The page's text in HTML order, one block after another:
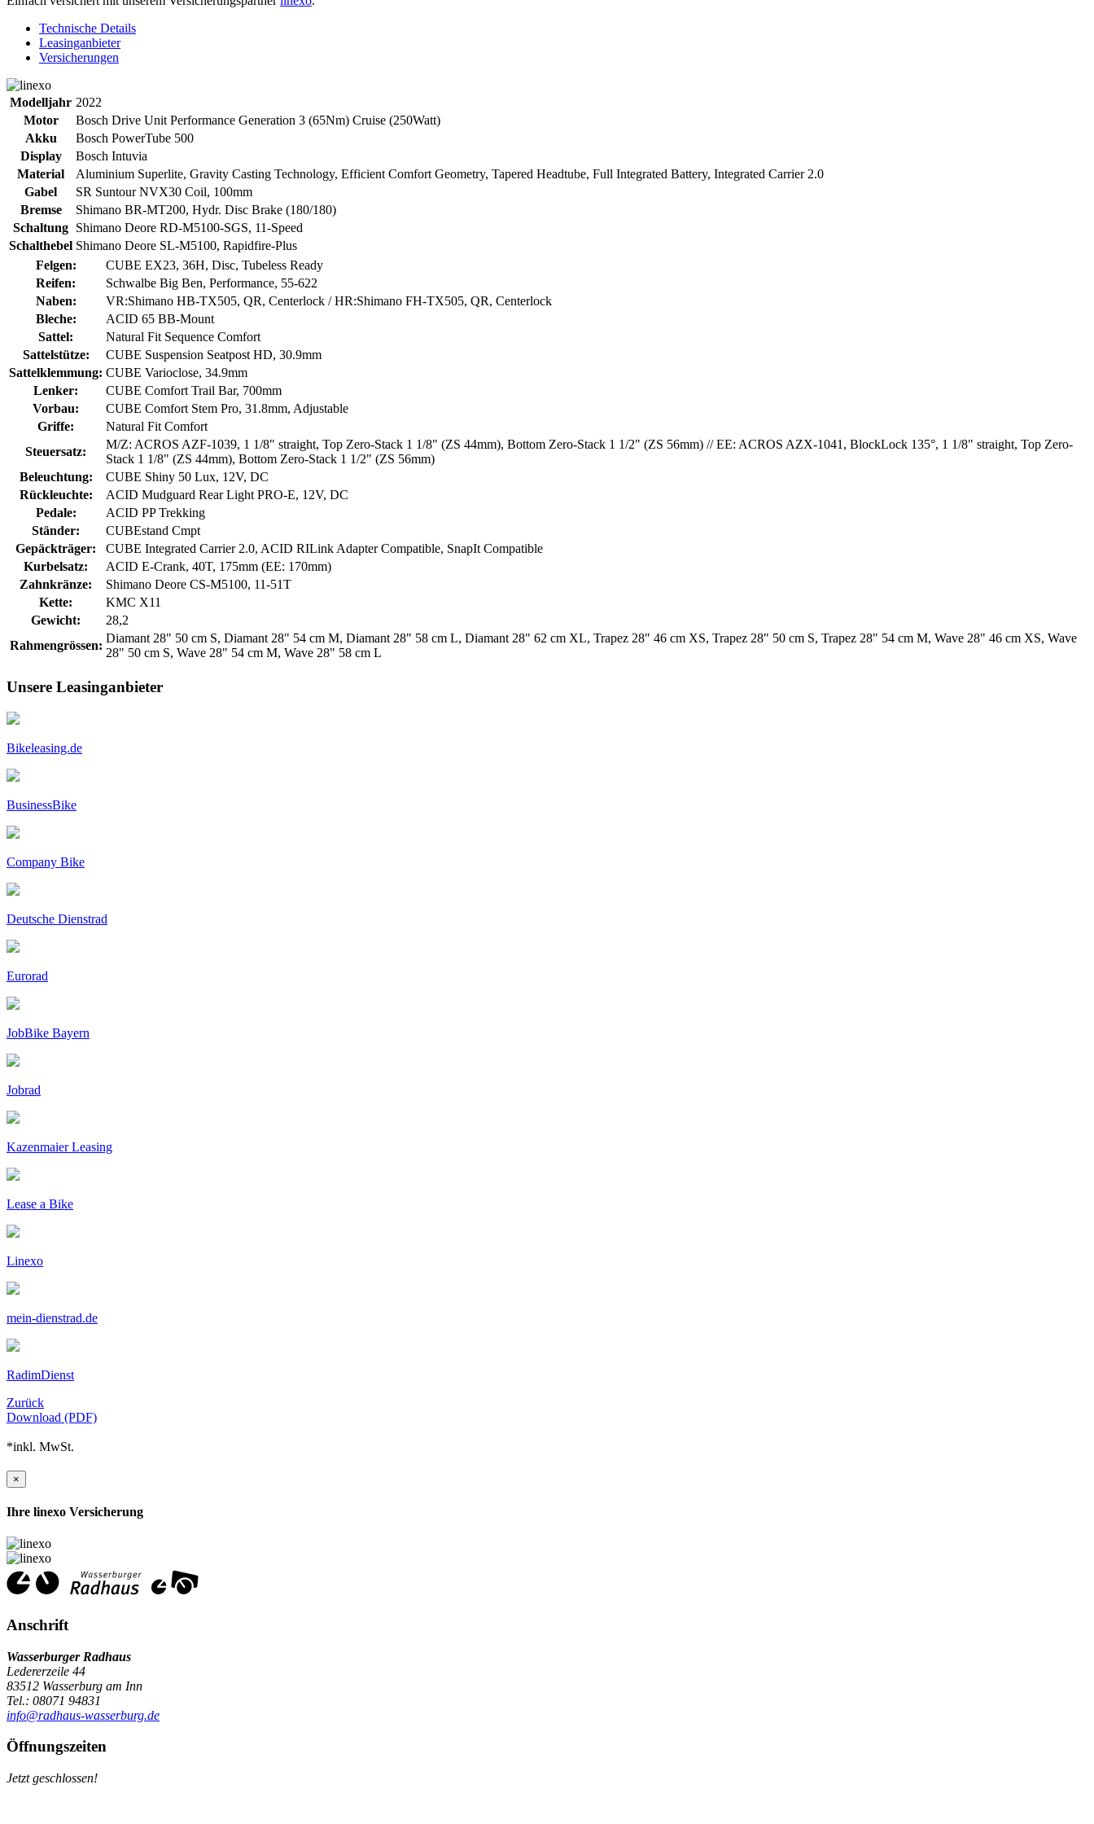
Technische Details
Leasinganbieter
Versicherungen
Modelljahr 2022
Motor
Bosch Drive Unit Performance Generation 3 (65Nm) Cruise (250Watt)
Akku
Bosch PowerTube 500
Display
Bosch Intuvia
Material
Aluminium Superlite, Gravity Casting Technology, Efficient Comfort Geometry, Tapered Headtube, Full Integrated Battery, Integrated Carrier 2.0
Gabel
SR Suntour NVX30 Coil, 100mm
Bremse
Shimano BR-MT200, Hydr. Disc Brake (180/180)
Schaltung Shimano Deore RD-M5100-SGS, 11-Speed
Schalthebel Shimano Deore SL-M5100, Rapidfire-Plus
Felgen:
CUBE EX23, 36H, Disc, Tubeless Ready
Reifen:
Schwalbe Big Ben, Performance, 55-622
Naben:
VR:Shimano HB-TX505, QR, Centerlock / HR:Shimano FH-TX505, QR, Centerlock
Bleche:
ACID 65 BB-Mount
Sattel:
Natural Fit Sequence Comfort
Sattelstütze:
CUBE Suspension Seatpost HD, 30.9mm
Sattelklemmung: CUBE Varioclose, 34.9mm
Lenker:
CUBE Comfort Trail Bar, 700mm
Vorbau:
CUBE Comfort Stem Pro, 31.8mm, Adjustable
Griffe:
Natural Fit Comfort
Steuersatz:
M/Z: ACROS AZF-1039, 1 1/8" straight, Top Zero-Stack 1 1/8" (ZS 44mm), Bottom Zero-Stack 1 1/2" (ZS 56mm) // EE: ACROS AZX-1041, BlockLock 135°, 1 1/8" straight, Top Zero-
Stack 1 1/8" (ZS 44mm), Bottom Zero-Stack 1 1/2" (ZS 56mm)
Beleuchtung:
CUBE Shiny 50 Lux, 12V, DC
Rückleuchte:
ACID Mudguard Rear Light PRO-E, 12V, DC
Pedale:
ACID PP Trekking
Ständer:
CUBEstand Cmpt
Gepäckträger:
CUBE Integrated Carrier 2.0, ACID RILink Adapter Compatible, SnapIt Compatible
Kurbelsatz:
ACID E-Crank, 40T, 175mm (EE: 170mm)
Zahnkränze:
Shimano Deore CS-M5100, 11-51T
Kette:
KMC X11
Gewicht:
28,2
Rahmengrössen:
Diamant 28" 50 cm S, Diamant 28" 54 cm M, Diamant 28" 58 cm L, Diamant 28" 62 cm XL, Trapez 28" 46 cm XS, Trapez 28" 50 cm S, Trapez 28" 54 cm M, Wave 28" 46 cm XS, Wave
28" 50 cm S, Wave 28" 54 cm M, Wave 28" 58 cm L
Unsere Leasinganbieter
Bikeleasing.de
BusinessBike
Company Bike
Deutsche Dienstrad
Eurorad
JobBike Bayern
Jobrad
Kazenmaier Leasing
Lease a Bike
Linexo
mein-dienstrad.de
RadimDienst
Zurück
Download (PDF)
*inkl. MwSt.
×
Ihre linexo Versicherung
Anschrift
Wasserburger Radhaus
Ledererzeile 44
83512 Wasserburg am Inn
Tel.: 08071 94831
info@radhaus-wasserburg.de
Öffnungszeiten
Jetzt geschlossen!